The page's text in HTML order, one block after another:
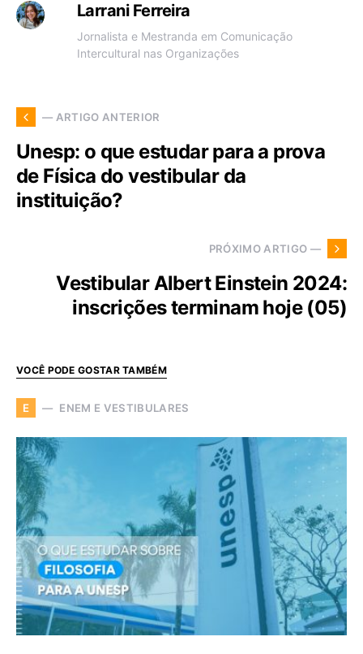
Larrani Ferreira
Jornalista e Mestranda em Comunicação
Intercultural nas Organizações
— ARTIGO ANTERIOR
Unesp: o que estudar para a prova
de Física do vestibular da
instituição?
PRÓXIMO ARTIGO —
Vestibular Albert Einstein 2024:
inscrições terminam hoje (05)
VOCÊ PODE GOSTAR TAMBÉM
E ENEM E VESTIBULARES